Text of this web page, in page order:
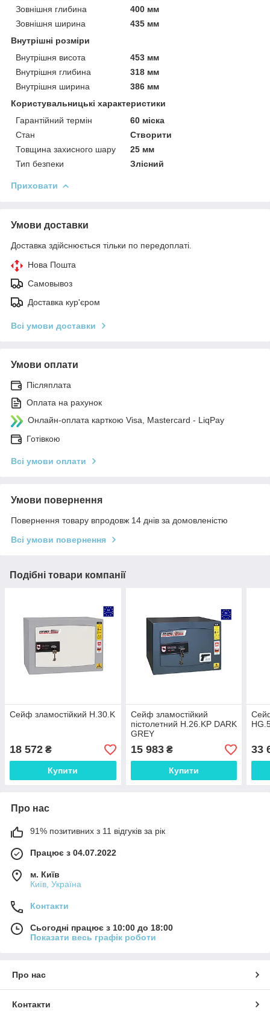
Зовнішня глибина
400 мм
Зовнішня ширина
435 мм
Внутрішні розміри
Внутрішня висота
453 мм
Внутрішня глибина
318 мм
Внутрішня ширина
386 мм
Користувальницькі характеристики
Гарантійний термін
60 міска
Стан
Створити
Товщина захисного шару
25 мм
Тип безпеки
Злісний
Приховати
Умови доставки
Доставка здійснюється тільки по передоплаті.
Нова Пошта
Самовывоз
Доставка кур'єром
Всі умови доставки
Умови оплати
Післяплата
Оплата на рахунок
Онлайн-оплата карткою Visa, Mastercard - LiqPay
Готівкою
Всі умови оплати
Умови повернення
Повернення товару впродовж 14 днів за домовленістю
Всі умови повернення
Подібні товари компанії
Сейф зламостійкий H.30.K
18 572 ₴
Купити
Сейф зламостійкий
пістолетний H.26.KP DARK
GREY
15 983₴
Купити
33
Про нас
91% позитивних з 11 відгуків за рік
Працює з 04.07.2022
м. Київ
Київ, Україна
Контакти
Сьогодні працює з 10:00 до 18:00
Показати весь графік роботи
Про нас
Контакти